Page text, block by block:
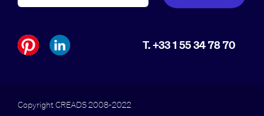
T. +33 1 55 34 78 70
Copyright CREADS 2008-2022